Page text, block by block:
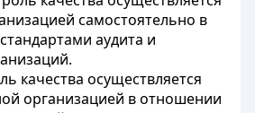
самостоятельно в
аудита и
качества осуществляется
организацией в отношении